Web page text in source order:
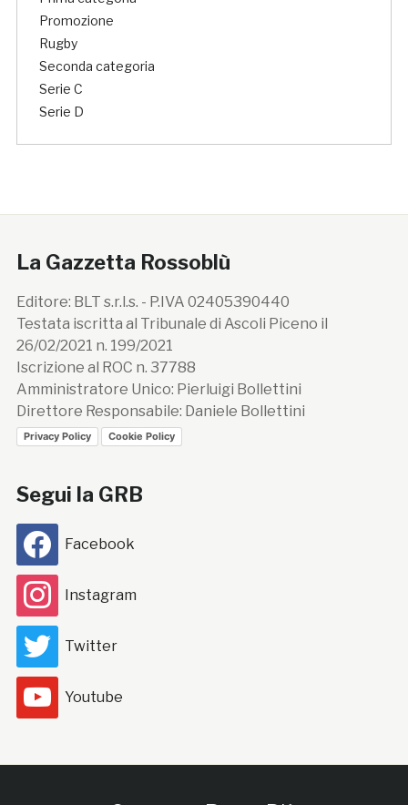
Promozione
Rugby
Seconda categoria
Serie C
Serie D
La Gazzetta Rossoblù
Editore: BLT s.r.l.s. - P.IVA 02405390440
Testata iscritta al Tribunale di Ascoli Piceno il
26/02/2021 n. 199/2021
Iscrizione al ROC n. 37788
Amministratore Unico: Pierluigi Bollettini
Direttore Responsabile: Daniele Bollettini
Privacy Policy Cookie Policy
Segui la GRB
Facebook
Instagram
Twitter
Youtube